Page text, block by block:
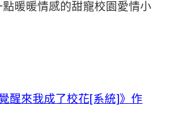
暖暖情感的甜寵校園愛情小
覺醒來我成了校花[系統]》作